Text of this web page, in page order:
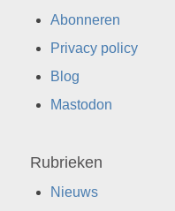
Abonneren
Privacy policy
Blog
Mastodon
Rubrieken
Nieuws